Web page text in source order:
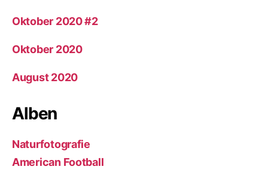
Oktober 2020 #2
Oktober 2020
August 2020
Alben
Naturfotografie
American Football